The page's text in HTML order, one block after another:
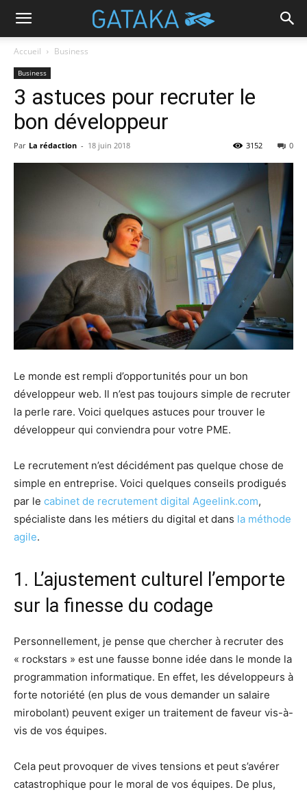
Accueil Business
Business
3 astuces pour recruter le
bon développeur
Par La rédaction - 18 juin 2018 0
3152
Le monde est rempli d’opportunités pour un bon
développeur web. Il n’est pas toujours simple de recruter
la perle rare. Voici quelques astuces pour trouver le
développeur qui conviendra pour votre PME.
Le recrutement n’est décidément pas quelque chose de
simple en entreprise. Voici quelques conseils prodigués
par le cabinet de recrutement digital Ageelink.com,
spécialiste dans les métiers du digital et dans la méthode
agile.
1. L’ajustement culturel l’emporte
sur la finesse du codage
Personnellement, je pense que chercher à recruter des
« rockstars » est une fausse bonne idée dans le monde la
programmation informatique. En effet, les développeurs à
forte notoriété (en plus de vous demander un salaire
mirobolant) peuvent exiger un traitement de faveur vis-à-
vis de vos équipes.
Cela peut provoquer de vives tensions et peut s’avérer
catastrophique pour le moral de vos équipes. De plus,